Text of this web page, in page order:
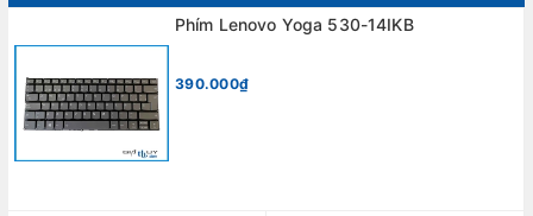
Phím Lenovo Yoga 530-14IKB
390.000₫